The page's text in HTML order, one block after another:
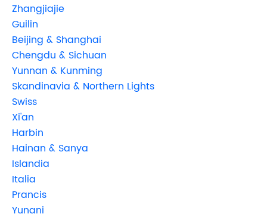
Zhangjiajie
Guilin
Beijing & Shanghai
Chengdu & Sichuan
Yunnan & Kunming
Skandinavia & Northern Lights
Swiss
Xi'an
Harbin
Hainan & Sanya
Islandia
Italia
Prancis
Yunani